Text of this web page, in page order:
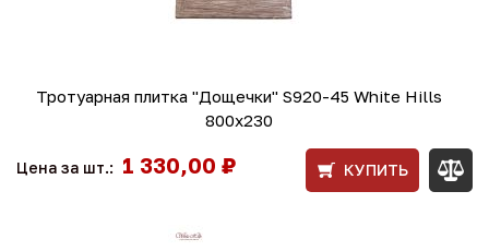
Тротуарная плитка "Дощечки" S920-45 White Hills
800х230
Цена за шт.: 1 330,00 ₽ КУПИТЬ